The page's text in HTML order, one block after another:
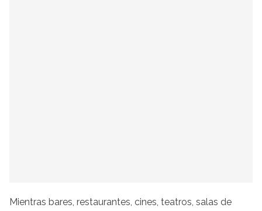
Mientras bares, restaurantes, cines, teatros, salas de